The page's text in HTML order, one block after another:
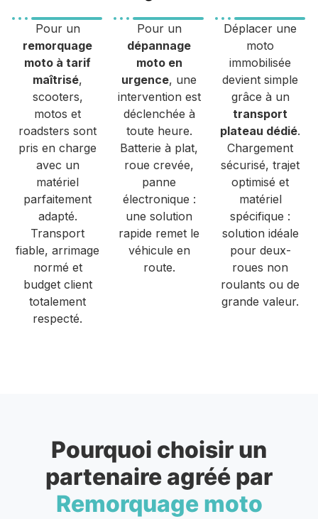
Pour un
remorquage
moto à tarif
maîtrisé,
scooters,
motos et
roadsters sont
pris en charge
avec un
matériel
parfaitement
adapté.
Transport
fiable, arrimage
normé et
budget client
totalement
respecté.
Pour un
dépannage
moto en
urgence, une
intervention est
déclenchée à
toute heure.
Batterie à plat,
roue crevée,
panne
électronique :
une solution
rapide remet le
véhicule en
route.
Déplacer une
moto
immobilisée
devient simple
grâce à un
transport
plateau dédié.
Chargement
sécurisé, trajet
optimisé et
matériel
spécifique :
solution idéale
pour deux-
roues non
roulants ou de
grande valeur.
Pourquoi choisir un
partenaire agréé par
Remorquage moto